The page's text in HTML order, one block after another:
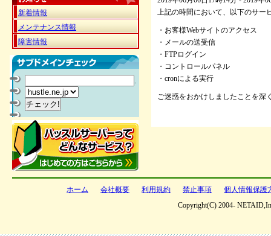
新着情報
メンテナンス情報
障害情報
.
上記の時間において、以下のサー
・お客様Webサイトのアクセス
・メールの送受信
・FTPログイン
・コントロールパネル
・cronによる実行
ご迷惑をおかけしましたことを深
ホーム 会社概要 利用規約 禁止事項
個人情報保護
Copyright(C) 2004-